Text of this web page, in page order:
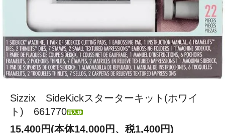
Sizzix SideKickスターターキット(ホワイ
ト) 661770
15,400円(本体14,000円、税1,400円)